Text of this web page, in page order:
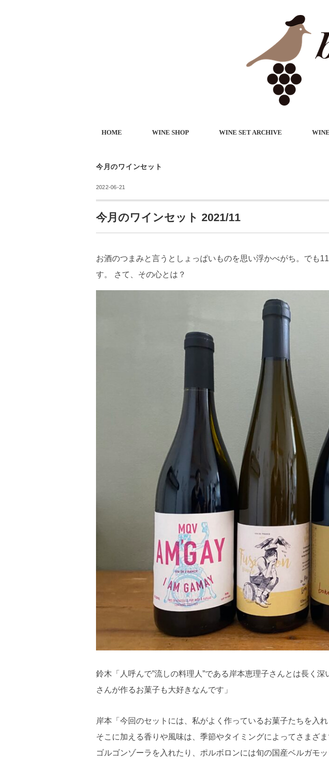
HOME WINE SHOP WINE SET ARCHIVE
今月のワインセット
2022-06-21
今月のワインセット 2021/11
お酒のつまみと言うとしょっぱいものを思い浮かべがち。でも
す。 さて、その心とは？
鈴木「人呼んで”流しの料理人”である岸本恵理子さんとは長く
さんが作るお菓子も大好きなんです」
岸本「今回のセットには、私がよく作っているお菓子たちを入
そこに加える香りや風味は、季節やタイミングによってさまざ
ゴルゴンゾーラを入れたり、ポルボロンには旬の国産ベルガモ